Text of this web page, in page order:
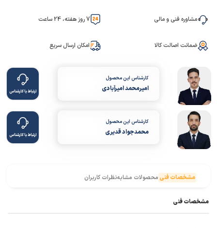
مشاوره فنی و مالی 7 روز هفته، 24 ساعت
ضمانت اصالت کالا امکان ارسال سریع
کارشناس این محصول
امیرمحمد امیرآبادی ارتباط با کارشناس
کارشناس این محصول
محمدجواد قدیری ارتباط با کارشناس
مشخصات فنی محصولات مشابهنظرات کاربران
مشخصات فنی